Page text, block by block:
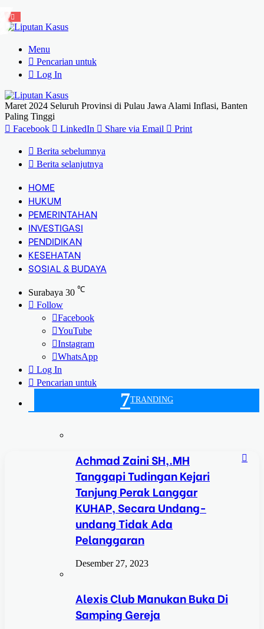
Menu
Pencarian untuk
Log In
Maret 2024 Seluruh Provinsi di Pulau Jawa Alami Inflasi, Banten
Paling Tinggi
Facebook
LinkedIn Share via Email Print
Berita sebelumnya
Berita selanjutnya
HOME
HUKUM
PEMERINTAHAN
INVESTIGASI
PENDIDIKAN
KESEHATAN
SOSIAL & BUDAYA
Surabaya 30 ℃
Follow
Facebook
YouTube
Instagram
WhatsApp
Log In
Pencarian untuk
7TRANDING
Achmad Zaini SH,.MH
Tanggapi Tudingan Kejari
Tanjung Perak Langgar
KUHAP, Secara Undang-
undang Tidak Ada
Pelanggaran
Desember 27, 2023
Alexis Club Manukan Buka Di
Samping Gereja